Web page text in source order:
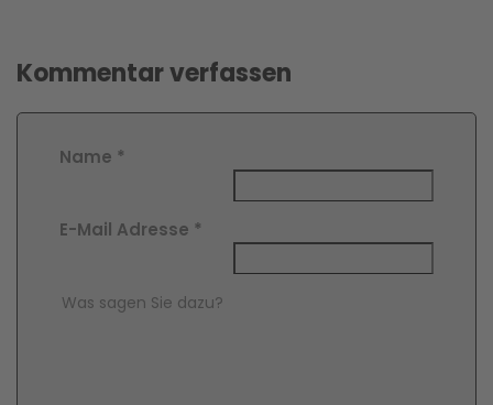
Kommentar verfassen
Name *
E-Mail Adresse *
Comment Text*